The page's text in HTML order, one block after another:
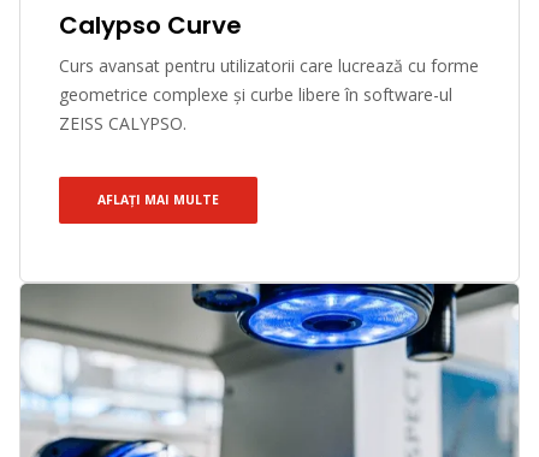
Calypso Curve
Curs avansat pentru utilizatorii care lucrează cu forme
geometrice complexe și curbe libere în software-ul
ZEISS CALYPSO.
AFLAȚI MAI MULTE